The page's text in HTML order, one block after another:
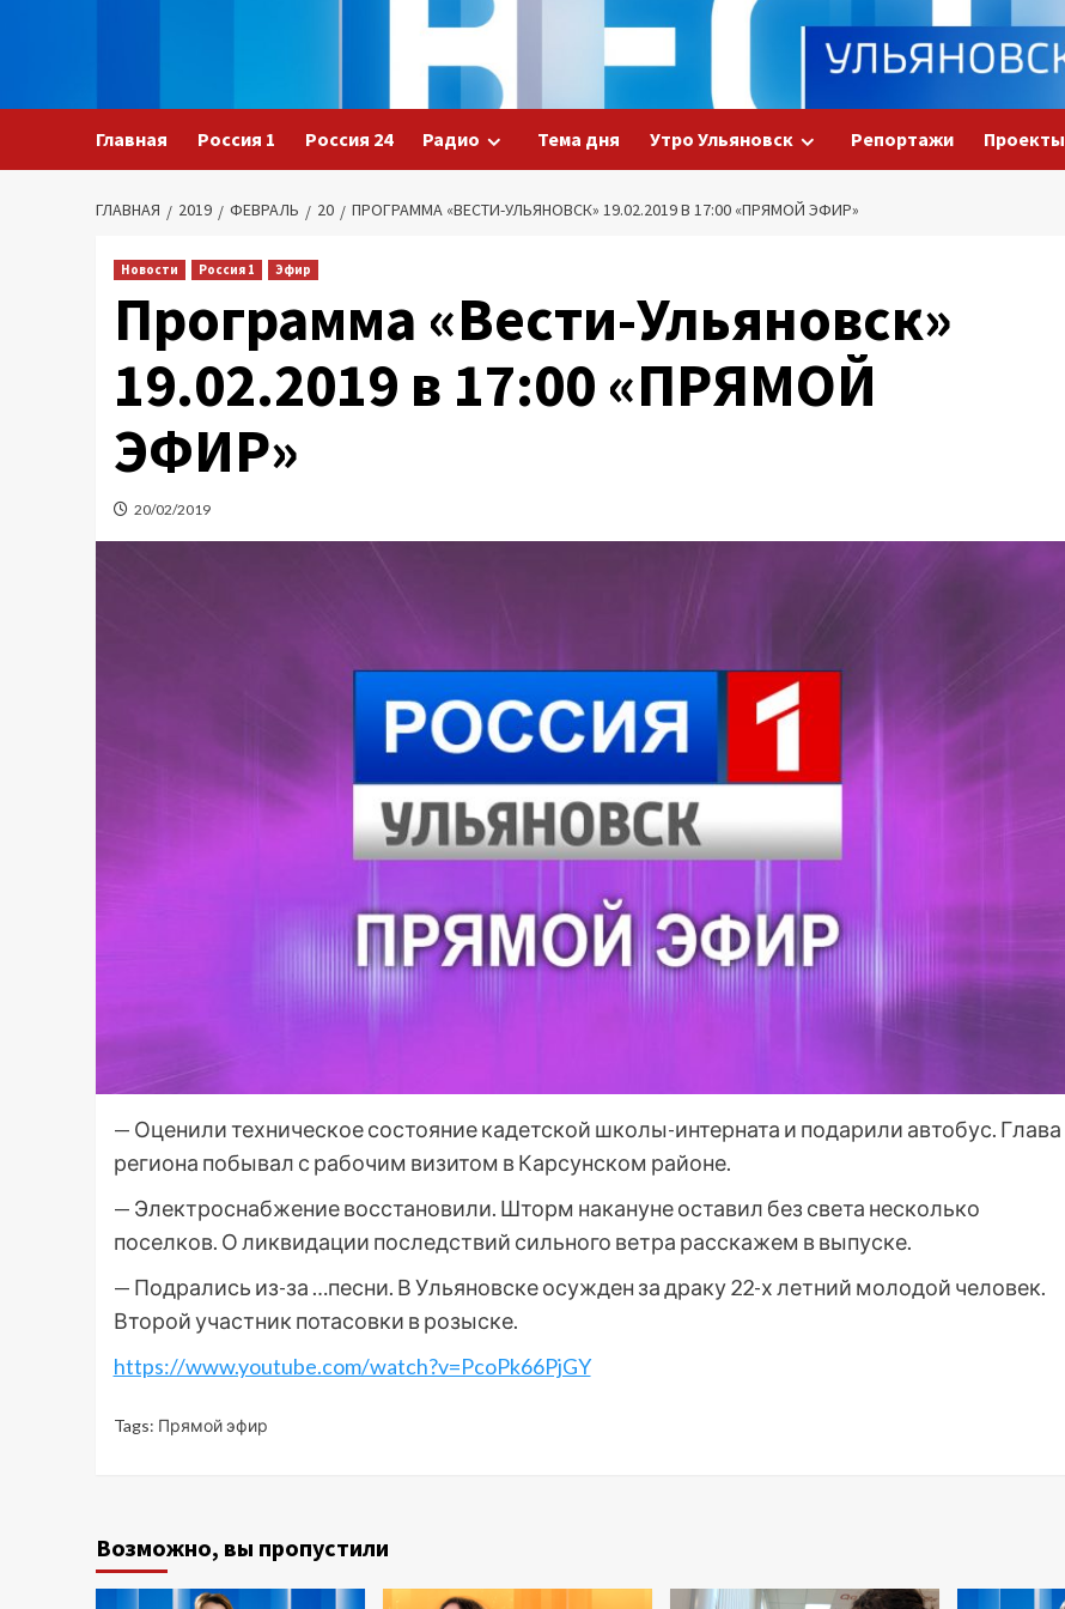
Главная Россия 1 Россия 24 Радио Тема дня Утро Ульяновск Репортажи Проекты
ГЛАВНАЯ 2019 ФЕВРАЛЬ 20 ПРОГРАММА «ВЕСТИ-УЛЬЯНОВСК» 19.02.2019 В 17:00 «ПРЯМОЙ ЭФИР»
Новости Россия 1 Эфир
Программа «Вести-Ульяновск»
19.02.2019 в 17:00 «ПРЯМОЙ
ЭФИР»
20/02/2019
— Оценили техническое состояние кадетской школы-интерната и подарили автобус. Глава
региона побывал с рабочим визитом в Карсунском районе.
— Электроснабжение восстановили. Шторм накануне оставил без света несколько
поселков. О ликвидации последствий сильного ветра расскажем в выпуске.
— Подрались из-за …песни. В Ульяновске осужден за драку 22-х летний молодой человек.
Второй участник потасовки в розыске.
https://www.youtube.com/watch?v=PcoPk66PjGY
Tags: Прямой эфир
Возможно, вы пропустили